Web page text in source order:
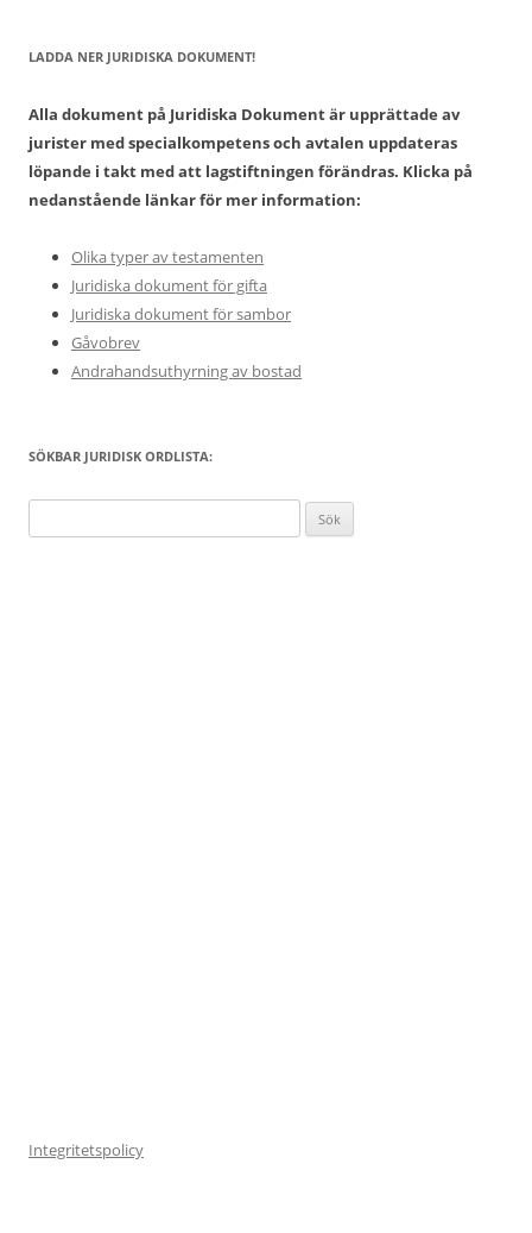
LADDA NER JURIDISKA DOKUMENT!
Alla dokument på Juridiska Dokument är upprättade av
jurister med specialkompetens och avtalen uppdateras
löpande i takt med att lagstiftningen förändras. Klicka på
nedanstående länkar för mer information:
Olika typer av testamenten
Juridiska dokument för gifta
Juridiska dokument för sambor
Gåvobrev
Andrahandsuthyrning av bostad
SÖKBAR JURIDISK ORDLISTA:
efter:
Integritetspolicy